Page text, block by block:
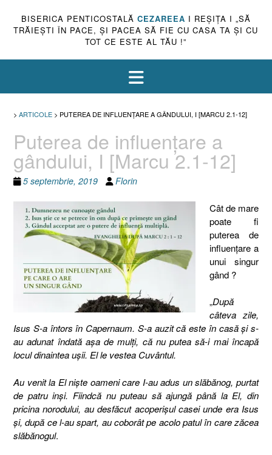
BISERICA PENTICOSTALĂ CEZAREEA I REŞIŢA I „SĂ
TRĂIEŞTI ÎN PACE, ŞI PACEA SĂ FIE CU CASA TA ŞI CU
TOT CE ESTE AL TĂU !”
> ARTICOLE > PUTEREA DE INFLUENŢARE A GÂNDULUI, I [MARCU 2.1-12]
Puterea de influenţare a
gândului, I [Marcu 2.1-12]
5 septembrie, 2019 Florin
Cât de mare
poate fi
puterea de
influenţare a
unui singur
gând ?
„După
câteva zile,
Isus S-a întors în Capernaum. S-a auzit că este în casă şi s-
au adunat îndată aşa de mulţi, că nu putea să-i mai încapă
locul dinaintea uşii. El le vestea Cuvântul.
Au venit la El nişte oameni care I-au adus un slăbănog, purtat
de patru inşi. Fiindcă nu puteau să ajungă până la El, din
pricina norodului, au desfăcut acoperişul casei unde era Isus
şi, după ce l-au spart, au coborât pe acolo patul în care zăcea
slăbănogul.